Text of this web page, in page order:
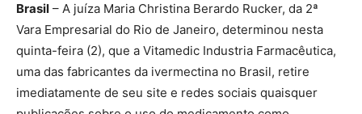
Brasil – A juíza Maria Christina Berardo Rucker, da 2ª
Vara Empresarial do Rio de Janeiro, determinou nesta
quinta-feira (2), que a Vitamedic Industria Farmacêutica,
uma das fabricantes da ivermectina no Brasil, retire
imediatamente de seu site e redes sociais quaisquer